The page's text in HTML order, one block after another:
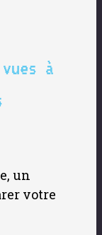
à
un
votre